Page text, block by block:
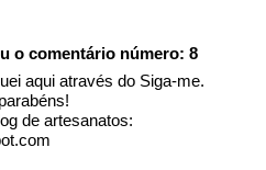
o comentário número: 8
aqui através do Siga-me.
de artesanatos: